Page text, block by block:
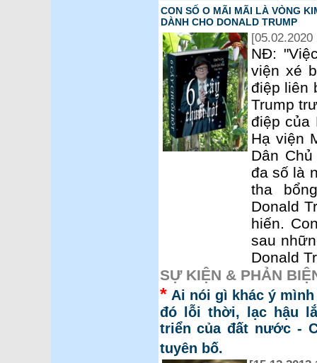
CON SỐ O MÃI MÃI LÀ VÒNG
DÀNH CHO DONALD TRUMP
[05.02.2020
NĐ:
viện xé
điệp liên
Trump
điệp của
Hạ viện
Dân
đa số là
tha
Donald
hiến.
sau
Donald
SỰ KIỆN & PHẢN
* Ai nói gì khác ý
đó lỗi thời, lạc hậu
triển của đất nước -
tuyên bố.